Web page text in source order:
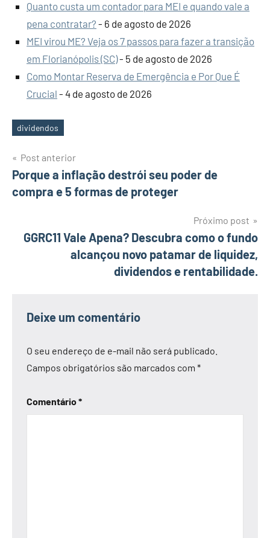
Quanto custa um contador para MEI e quando vale a
pena contratar? - 6 de agosto de 2026
MEI virou ME? Veja os 7 passos para fazer a transição
em Florianópolis (SC)- 5 de agosto de 2026
Como Montar Reserva de Emergência e Por Que É
Crucial - 4 de agosto de 2026
Tags
dividendos
Navegação
de
Post anterior
Porque a inflação destrói seu poder de
compra e 5 formas de proteger
Próximo post
GGRC11 Vale Apena? Descubra como o fundo
alcançou novo patamar de liquidez,
dividendos e rentabilidade.
Deixe um comentário
O seu endereço de e-mail não será publicado.
Campos obrigatórios são marcados com *
Comentário*